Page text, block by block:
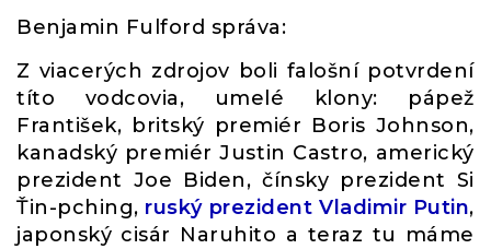
Benjamin Fulford správa:
Z viacerých zdrojov boli falošní potvrdení
títo vodcovia, umelé klony: pápež
František, britský premiér Boris Johnson,
kanadský premiér Justin Castro, americký
prezident Joe Biden, čínsky prezident Si
Ťin-pching, ruský prezident Vladimir Putin,
japonský cisár Naruhito a teraz tu máme